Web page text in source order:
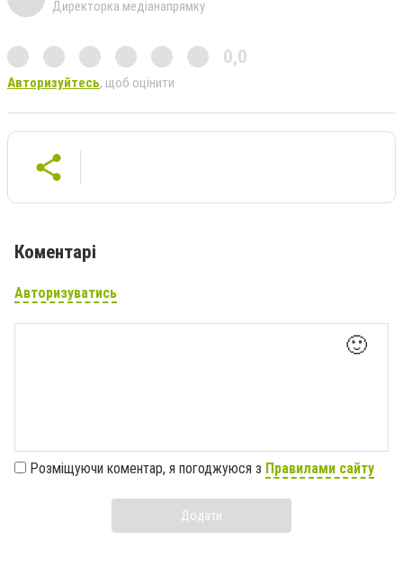
Директорка медіанапрямку
0,0
Авторизуйтесь, щоб оцінити
Коментарі
Авторизуватись
🙂
Розміщуючи коментар, я погоджуюся з Правилами сайту
Додати